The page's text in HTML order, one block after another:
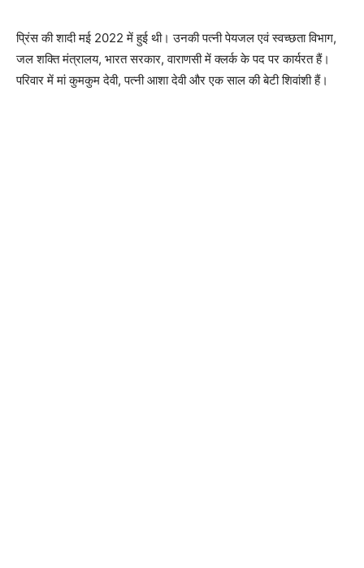
प्रिंस की शादी मई 2022 में हुई थी। उनकी पत्नी पेयजल एवं स्वच्छता विभाग,
जल शक्ति मंत्रालय, भारत सरकार, वाराणसी में क्लर्क के पद पर कार्यरत हैं।
परिवार में मां कुमकुम देवी, पत्नी आशा देवी और एक साल की बेटी शिवांशी हैं।